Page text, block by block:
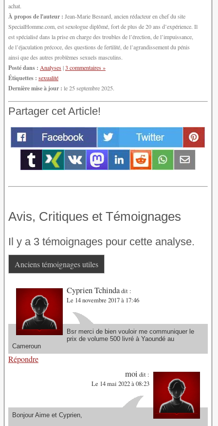
achat.
À propos de l'auteur : Jean-Marie Besnard, ancien rédacteur en chef du site
SpecialHomme.com, est sexologue diplômé, fort de plus de 20 ans d’expérience. Il
est spécialisé dans la prise en charge des troubles de l’érection, de l’impuissance,
de l’éjaculation précoce, des questions de fertilité, de l’agrandissement du pénis
ainsi que des autres problèmes sexuels masculins.
Posté dans : Analyses|3 commentaires »
Étiquettes : sexualité
Dernière mise à jour : le 25 septembre 2025.
Partager cet Article!
Avis, Critiques et Témoignages
Il y a 3 témoignages pour cette analyse.
Anciens témoignages utiles
Cyprien Tchindadit :
Le 14 novembre 2017 à 17:46
Bsr merci de bien vouloir me communiquer le
prix de volume 500 livré à Yaoundé au
Cameroun
Répondre
moi dit :
Le 14 mai 2022 à 08:23
Bonjour Aime et Cyprien,